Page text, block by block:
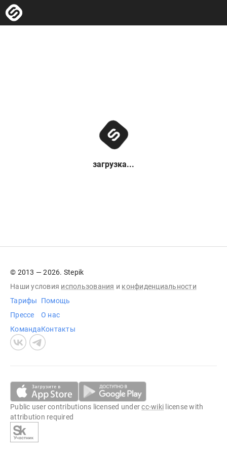
загрузка...
© 2013 — 2026. Stepik
Наши условия использования и конфиденциальности
Тарифы
Прессе
Команда
Помощь
О нас
Контакты
Public user contributions licensed undercc-wiki license with
attribution required